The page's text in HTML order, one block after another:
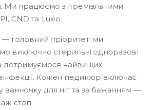
Ми працюємо з преміальними
CND та Luxio.
— головний пріоритет: ми
виключно стерильні одноразові
дотримуємося найвищих
Кожен педикюр включає
для ніг та за бажанням —
стоп.